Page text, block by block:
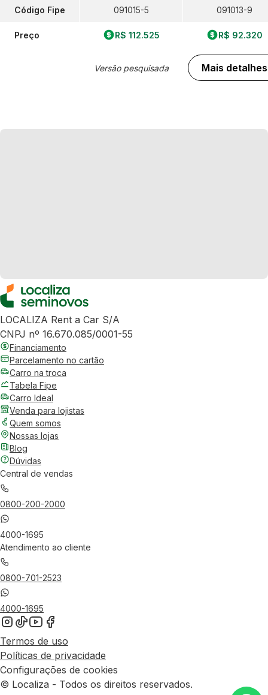
Código Fipe
Preço
091015-5
R$ 112.525
Versão pesquisada
091013-9
R$ 92.320
Mais detalhes
LOCALIZA Rent a Car S/A
CNPJ nº 16.670.085/0001-55
Financiamento
Parcelamento no cartão
Carro na troca
Tabela Fipe
Carro Ideal
Venda para lojistas
Quem somos
Nossas lojas
Blog
Dúvidas
Central de vendas
0800-200-2000
4000-1695
Atendimento ao cliente
0800-701-2523
4000-1695
Termos de uso
Políticas de privacidade
Configurações de cookies
© Localiza - Todos os direitos reservados.